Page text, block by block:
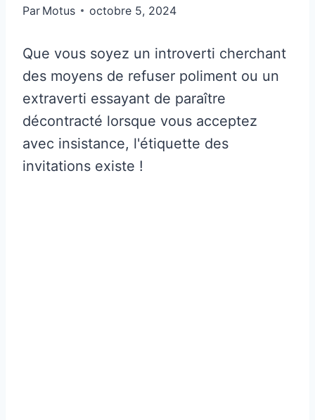
Par Motus octobre 5, 2024
Que vous soyez un introverti cherchant
des moyens de refuser poliment ou un
extraverti essayant de paraître
décontracté lorsque vous acceptez
avec insistance, l'étiquette des
invitations existe !